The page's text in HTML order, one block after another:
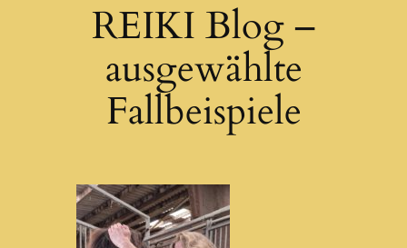
REIKI Blog –
ausgewählte
Fallbeispiele